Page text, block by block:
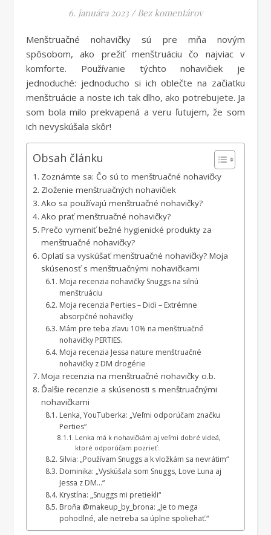
6. januára 2023 / Bez komentárov
Menštruačné nohavičky sú pre mňa novým
spôsobom, ako prežiť menštruáciu čo najviac v
komforte. Používanie týchto nohavičiek je
jednoduché: jednoducho si ich oblečte na začiatku
menštruácie a noste ich tak dlho, ako potrebujete. Ja
som bola milo prekvapená a veru ľutujem, že som
ich nevyskúšala skôr!
Obsah článku
Zoznámte sa: Čo sú to menštruačné nohavičky
Zloženie menštruačných nohavičiek
Ako sa používajú menštruačné nohavičky?
Ako prať menštruačné nohavičky?
Prečo vymeniť bežné hygienické produkty za
menštruačné nohavičky?
Oplatí sa vyskúšať menštruačné nohavičky? Moja
skúsenosť s menštruačnými nohavičkami
Moja recenzia nohavičky Snuggs na silnú
menštruáciu
Moja recenzia Perties – Didi – Extrémne
absorpčné nohavičky
Mám pre teba zľavu 10% na menštruačné
nohavičky PERTIES.
Moja recenzia Jessa nature menštruačné
nohavičky z DM drogérie
Moja recenzia na menštruačné nohavičky o.b.
Ďalšie recenzie a skúsenosti s menštruačnými
nohavičkami
Lenka, YouTuberka: „Veľmi odporúčam značku
Perties“
Lenka má k nohavičkám aj veľmi dobré videá,
ktoré odporúčam pozrieť:
Silvia: „Používam Snuggs a k vložkám sa nevrátim“
Dominika: „Vyskúšala som Snuggs, Love Luna aj
Jessa z DM…“
Krystína: „Snuggs mi pretiekli“
Broňa @makeup_by_brona: „Je to mega
pohodlné, ale netreba sa úplne spoliehať.“